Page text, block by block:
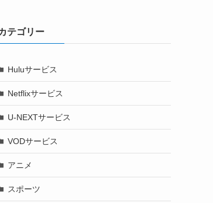
テゴリー
Huluサービス
Netflixサービス
U-NEXTサービス
VODサービス
アニメ
スポーツ